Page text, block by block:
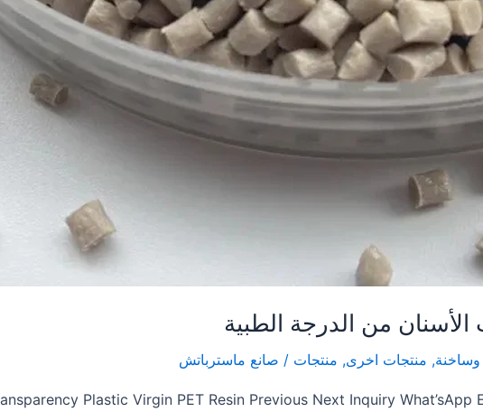
من الدرجة الطبية
, منتجات اخرى, منتجات / صانع ماسترباتش
Plastic Virgin PET Resin Previous Next Inquiry What’sApp